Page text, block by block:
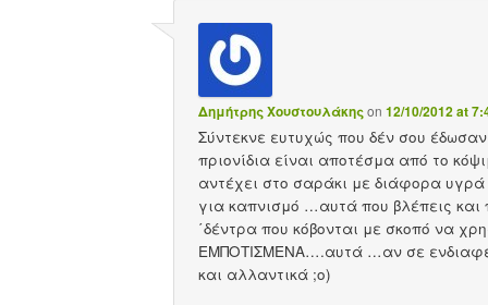
Δημήτρης Χουστουλάκηςon 12/10/2012 at
Σύντεκνε ευτυχώς που δέν σου
πριονίδια είναι αποτέσμα από το
αντέχει στο σαράκι με διάφορα
για καπνισμό …αυτά που βλέπεις και
΄δέντρα που κόβονται με σκοπό να
ΕΜΠΟΤΙΣΜΕΝΑ….αυτά …αν σε
και αλλαντικά ;o)